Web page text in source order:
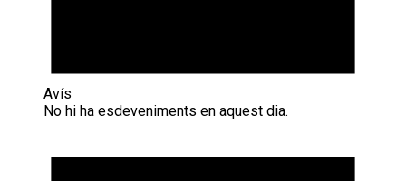
Avís
No hi ha esdeveniments en aquest dia.